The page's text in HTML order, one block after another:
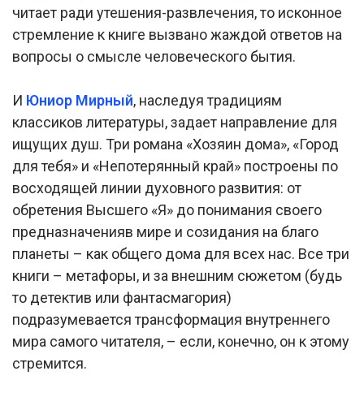
читает ради утешения-развлечения, то исконное
стремление к книге вызвано жаждой ответов на
вопросы о смысле человеческого бытия.
И Юниор Мирный, наследуя традициям
классиков литературы, задает направление для
ищущих душ. Три романа «Хозяин дома», «Город
для тебя» и «Непотерянный край» построены по
восходящей линии духовного развития: от
обретения Высшего «Я» до понимания своего
предназначенияв мире и созидания на благо
планеты – как общего дома для всех нас. Все три
книги – метафоры, и за внешним сюжетом (будь
то детектив или фантасмагория)
подразумевается трансформация внутреннего
мира самого читателя, – если, конечно, он к этому
стремится.